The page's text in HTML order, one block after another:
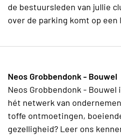
de bestuursleden van jullie
over de parking komt op
Neos Grobbendonk - Bouwel
Neos Grobbendonk - Bouwel
hét netwerk van
toffe ontmoetingen,
gezelligheid? Leer ons